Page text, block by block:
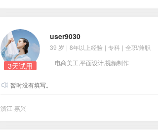
3天试用
user9030
39 岁 | 8年以上经验 | 专科 | 全职/兼职
电商美工,平面设计,视频制作
暂时没有填写。
浙江-嘉兴